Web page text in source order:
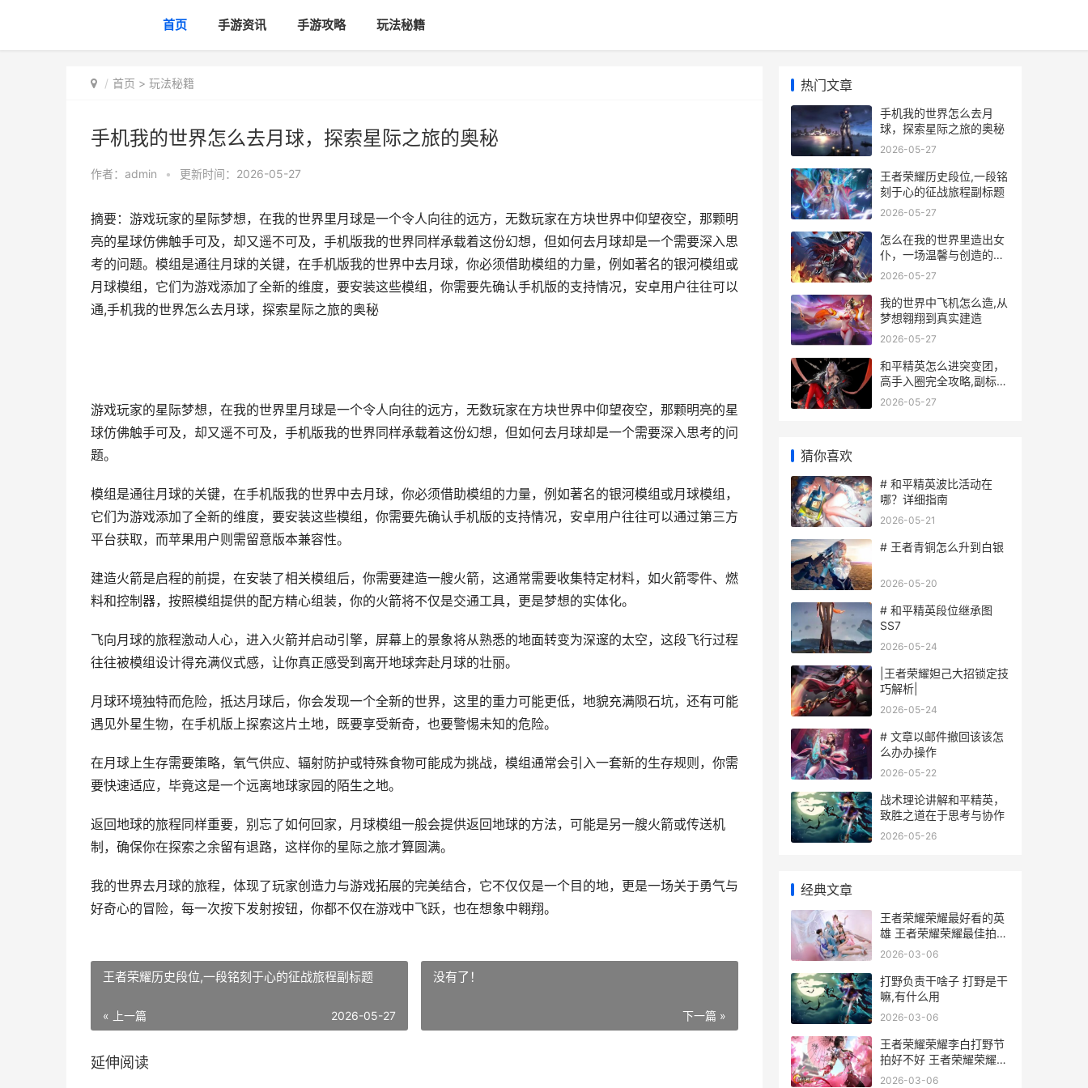
首页 手游资讯 手游攻略 玩法秘籍
首页 > 玩法秘籍
手机我的世界怎么去月球，探索星际之旅的奥秘
作者： admin • 更新时间：2026-05-27
摘要：游戏玩家的星际梦想，在我的世界里月球是一个令人向往的远方，无数玩家在方块世界中仰望夜空，那颗明
亮的星球仿佛触手可及，却又遥不可及，手机版我的世界同样承载着这份幻想，但如何去月球却是一个需要深入思
考的问题。模组是通往月球的关键，在手机版我的世界中去月球，你必须借助模组的力量，例如著名的银河模组或
月球模组，它们为游戏添加了全新的维度，要安装这些模组，你需要先确认手机版的支持情况，安卓用户往往可以
通,手机我的世界怎么去月球，探索星际之旅的奥秘
游戏玩家的星际梦想，在我的世界里月球是一个令人向往的远方，无数玩家在方块世界中仰望夜空，那颗明亮的星
球仿佛触手可及，却又遥不可及，手机版我的世界同样承载着这份幻想，但如何去月球却是一个需要深入思考的问
题。
模组是通往月球的关键，在手机版我的世界中去月球，你必须借助模组的力量，例如著名的银河模组或月球模组，
它们为游戏添加了全新的维度，要安装这些模组，你需要先确认手机版的支持情况，安卓用户往往可以通过第三方
平台获取，而苹果用户则需留意版本兼容性。
建造火箭是启程的前提，在安装了相关模组后，你需要建造一艘火箭，这通常需要收集特定材料，如火箭零件、燃
料和控制器，按照模组提供的配方精心组装，你的火箭将不仅是交通工具，更是梦想的实体化。
飞向月球的旅程激动人心，进入火箭并启动引擎，屏幕上的景象将从熟悉的地面转变为深邃的太空，这段飞行过程
往往被模组设计得充满仪式感，让你真正感受到离开地球奔赴月球的壮丽。
月球环境独特而危险，抵达月球后，你会发现一个全新的世界，这里的重力可能更低，地貌充满陨石坑，还有可能
遇见外星生物，在手机版上探索这片土地，既要享受新奇，也要警惕未知的危险。
在月球上生存需要策略，氧气供应、辐射防护或特殊食物可能成为挑战，模组通常会引入一套新的生存规则，你需
要快速适应，毕竟这是一个远离地球家园的陌生之地。
返回地球的旅程同样重要，别忘了如何回家，月球模组一般会提供返回地球的方法，可能是另一艘火箭或传送机
制，确保你在探索之余留有退路，这样你的星际之旅才算圆满。
我的世界去月球的旅程，体现了玩家创造力与游戏拓展的完美结合，它不仅仅是一个目的地，更是一场关于勇气与
好奇心的冒险，每一次按下发射按钮，你都不仅在游戏中飞跃，也在想象中翱翔。
王者荣耀历史段位,一段铭刻于心的征战旅程副标题
« 上一篇 2026-05-27
没有了！
下一篇 »
延伸阅读
热门文章
手机我的世界怎么去月
球，探索星际之旅的奥秘
2026-05-27
王者荣耀历史段位,一段铭
刻于心的征战旅程副标题
2026-05-27
怎么在我的世界里造出女
仆，一场温馨与创造的奇
妙冒险
2026-05-27
我的世界中飞机怎么造,从
梦想翱翔到真实建造
2026-05-27
和平精英怎么进突变团，
高手入圈完全攻略,副标
题,掌握方法轻松体验生化
2026-05-27
猜你喜欢
# 和平精英波比活动在
哪？详细指南
2026-05-21
# 王者青铜怎么升到白银
2026-05-20
# 和平精英段位继承图
SS7
2026-05-24
|王者荣耀妲己大招锁定技
巧解析|
2026-05-24
# 文章以邮件撤回该该怎
么办办操作
2026-05-22
战术理论讲解和平精英，
致胜之道在于思考与协作
2026-05-26
经典文章
王者荣耀荣耀最好看的英
雄 王者荣耀荣耀最佳拍档
称号怎么获得
2026-03-06
打野负责干啥子 打野是干
嘛,有什么用
2026-03-06
王者荣耀荣耀李白打野节
拍好不好 王者荣耀荣耀李
信称号怎么获得
2026-03-06